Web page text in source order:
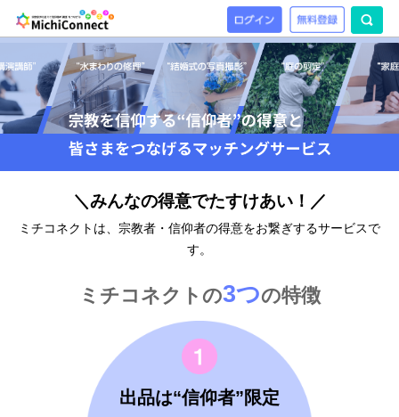
＼みんなの得意でたすけあい！／
ミチコネクトは、宗教者・信仰者の得意をお繋ぎするサービスで
す。
ミチコネクトの3つの特徴
出品は“信仰者”限定